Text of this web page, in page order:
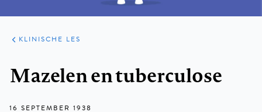
ARTIKELEN
PRAKTIJK
KLINISCHE LES
Mazelen en tuberculose
16 SEPTEMBER 1938